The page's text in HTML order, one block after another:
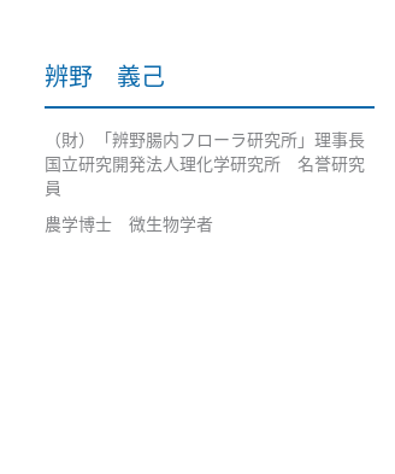
辨野 義己
（財）「辨野腸内フローラ研究所」理事長
国立研究開発法人理化学研究所 名誉研究
員
農学博士 微生物学者